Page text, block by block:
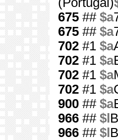
675 ## $a
675 ## $a
702 #1 $a
702 #1 $a
702 #1 $a
702 #1 $a
900 ## $a
966 ## $l
966 ## $l